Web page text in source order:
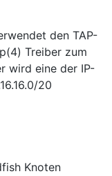
den TAP-
Treiber zum
wird eine der IP-
20
Knoten